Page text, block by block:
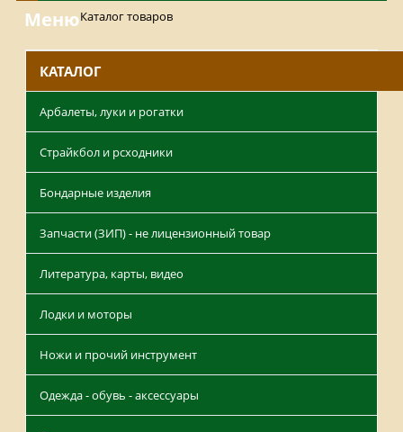
МенюКаталог товаров
КАТАЛОГ
Арбалеты, луки и рогатки
Страйкбол и рсходники
Бондарные изделия
Запчасти (ЗИП) - не лицензионный товар
Литература, карты, видео
Лодки и моторы
Ножи и прочий инструмент
Одежда - обувь - аксессуары